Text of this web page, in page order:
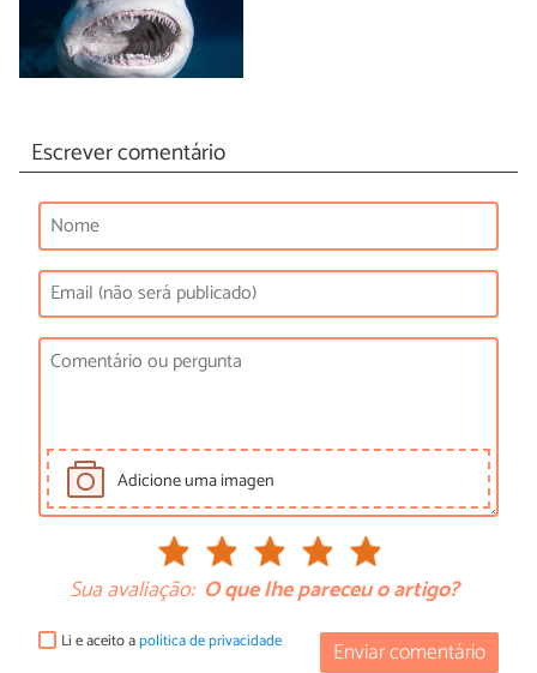
Escrever comentário
Adicione uma imagen
Sua avaliação: O que lhe pareceu o artigo?
Enviar comentário
Li e aceito apolítica de privacidade